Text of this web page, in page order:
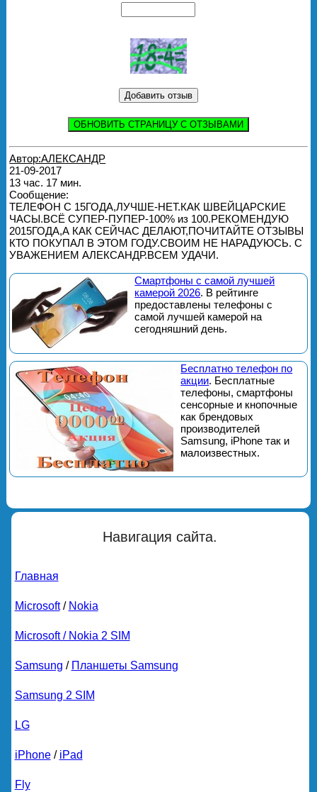
ОБНОВИТЬ СТРАНИЦУ С ОТЗЫВАМИ
Автор:АЛЕКСАНДР
21-09-2017
13 час. 17 мин.
Сообщение:
ТЕЛЕФОН С 15ГОДА,ЛУЧШЕ-НЕТ.КАК ШВЕЙЦАРСКИЕ
ЧАСЫ.ВСЁ СУПЕР-ПУПЕР-100% из 100.РЕКОМЕНДУЮ
2015ГОДА,А КАК СЕЙЧАС ДЕЛАЮТ,ПОЧИТАЙТЕ ОТЗЫВЫ
КТО ПОКУПАЛ В ЭТОМ ГОДУ.СВОИМ НЕ НАРАДУЮСЬ. С
УВАЖЕНИЕМ АЛЕКСАНДР.ВСЕМ УДАЧИ.
Смартфоны с самой лучшей
камерой 2026. В рейтинге
предоставлены телефоны с
самой лучшей камерой на
сегодняшний день.
Бесплатно телефон по
акции. Бесплатные
телефоны, смартфоны
сенсорные и кнопочные
как брендовых
производителей
Samsung, iPhone так и
малоизвестных.
Навигация сайта.
Главная
Microsoft/ Nokia
Microsoft / Nokia 2 SIM
Samsung / Планшеты Samsung
Samsung 2 SIM
LG
iPhone/ iPad
Fly